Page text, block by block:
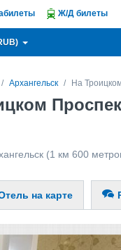
Ж/Д билеты
Архангельск На
(1 км 600
на карте